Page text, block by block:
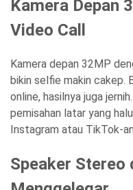
Kamera Depan
Video Call
Kamera depan 32MP
bikin selfie makin cakep.
online, hasilnya juga
pemisahan latar yang
Instagram atau TikTok-
Speaker Stereo